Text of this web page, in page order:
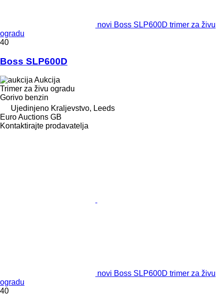
novi Boss SLP600D trimer za živu
ogradu
40
Boss SLP600D
Aukcija
Trimer za živu ogradu
Gorivo benzin
Ujedinjeno Kraljevstvo, Leeds
Euro Auctions GB
Kontaktirajte prodavatelja
novi Boss SLP600D trimer za živu
ogradu
40